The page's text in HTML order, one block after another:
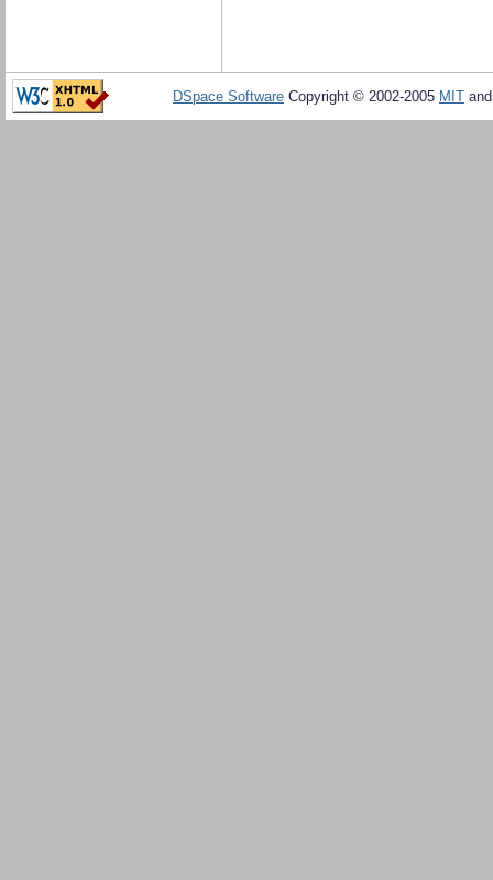
DSpace Software Copyright © 2002-2005 MIT